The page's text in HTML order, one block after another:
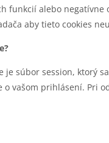
funkcií alebo
aby tieto cookies
je súbor session, ktorý
vašom prihlásení. Pri